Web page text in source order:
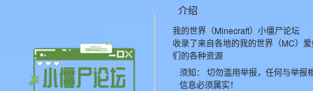
介绍
我的世界（Minecraft）小僵尸论坛
收录了来自各地的我的世界（MC）
们的各种资源
须知： 切勿滥用举报，任何与举报
信息必须属实！